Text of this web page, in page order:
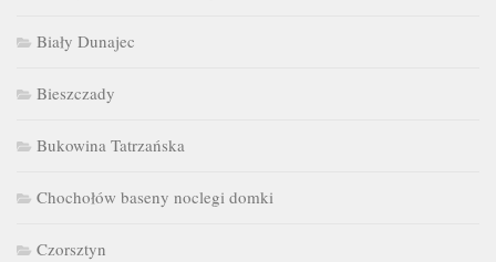
Biały Dunajec
Bieszczady
Bukowina Tatrzańska
Chochołów baseny noclegi domki
Czorsztyn